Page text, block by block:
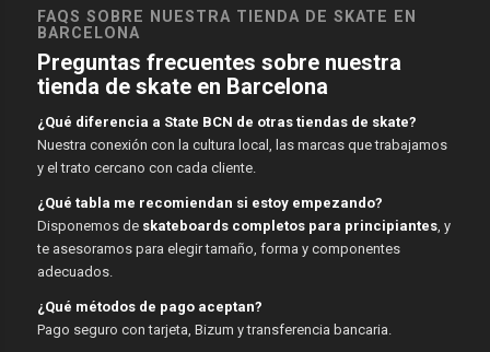
FAQS SOBRE NUESTRA TIENDA DE SKATE EN
BARCELONA
Preguntas frecuentes sobre nuestra
tienda de skate en Barcelona
¿Qué diferencia a State BCN de otras tiendas de skate?
Nuestra conexión con la cultura local, las marcas que trabajamos
y el trato cercano con cada cliente.
¿Qué tabla me recomiendan si estoy empezando?
Disponemos de skateboards completos para principiantes, y
te asesoramos para elegir tamaño, forma y componentes
adecuados.
¿Qué métodos de pago aceptan?
Pago seguro con tarjeta, Bizum y transferencia bancaria.